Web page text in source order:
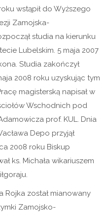
wstąpił do Wyższego
Zamojska-
studia na kierunku
Lubelskim. 5 maja 2007
Studia zakończył
2008 roku uzyskując tym
magisterską napisał w
Wschodnich pod
prof. KUL. Dnia
Depo przyjął
2008 roku Biskup
ks. Michała wikariuszem
Rojka został mianowany
Zamojsko-